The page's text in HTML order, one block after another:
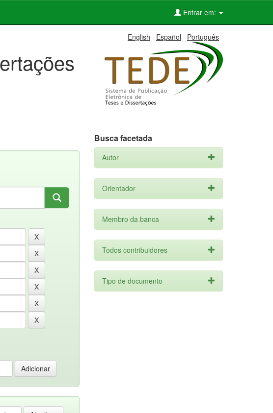
Entrar em:
English Español Português
Busca facetada
Autor
Orientador
Membro da banca
Todos contribuidores
Tipo de documento